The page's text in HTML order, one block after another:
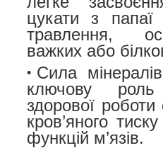
цукати з
травлення,
важких або
Сила
ключову
здорової роботи
кров’яного
функцій м’язів.